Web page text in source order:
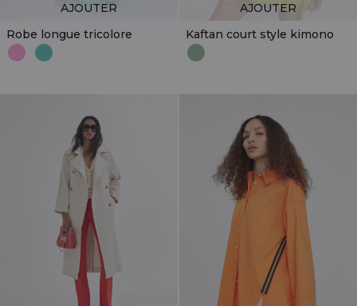
Robe longue tricolore
AJOUTER
Kaftan court style kimono
AJOUTER